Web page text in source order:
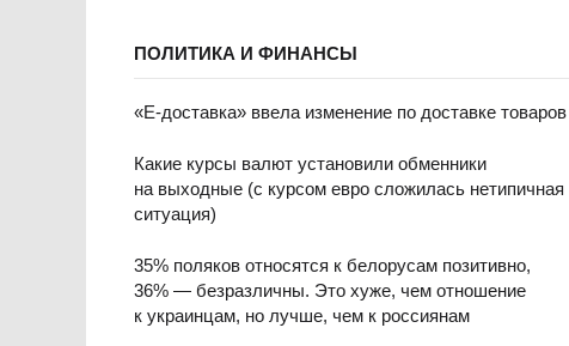
ПОЛИТИКА И ФИНАНСЫ
«Е-доставка» ввела изменение по доставке товаров
Какие курсы валют установили обменники
на выходные (с курсом евро сложилась нетипичная
ситуация)
35% поляков относятся к белорусам позитивно,
36% — безразличны. Это хуже, чем отношение
к украинцам, но лучше, чем к россиянам